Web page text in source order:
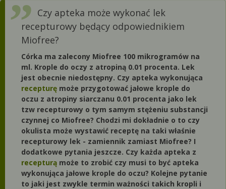
Czy apteka może wykonać lek
recepturowy będący odpowiednikiem
Miofree?
Córka ma zalecony Miofree 100 mikrogramów na
ml. Krople do oczy z atropiną 0.01 procenta. Lek
jest obecnie niedostępny. Czy apteka wykonująca
recepturę może przygotować jałowe krople do
oczu z atropiny siarczanu 0.01 procenta jako lek
tzw recepturowy o tym samym stężeniu substancji
czynnej co Miofree? Chodzi mi dokładnie o to czy
okulista może wystawić receptę na taki właśnie
recepturowy lek - zamiennik zamiast Miofree? I
dodatkowe pytania jeszcze. Czy każda apteka z
recepturą może to zrobić czy musi to być apteka
wykonująca jałowe krople do oczu? Kolejne pytanie
to jaki jest zwykle termin ważności takich kropli i